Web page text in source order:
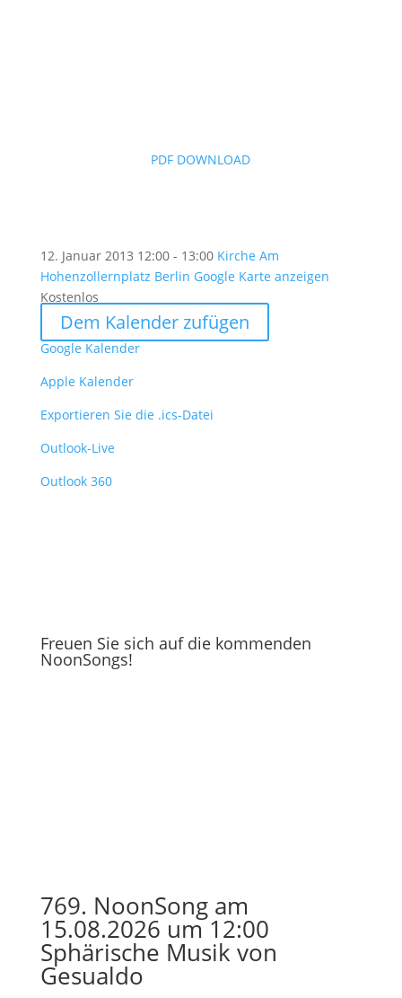
PDF DOWNLOAD
12. Januar 2013 12:00 - 13:00 Kirche Am
Hohenzollernplatz Berlin Google Karte anzeigen
Kostenlos
Dem Kalender zufügen
Google Kalender
Apple Kalender
Exportieren Sie die .ics-Datei
Outlook-Live
Outlook 360
Freuen Sie sich auf die kommenden
NoonSongs!
769. NoonSong am
15.08.2026 um 12:00
Sphärische Musik von
Gesualdo